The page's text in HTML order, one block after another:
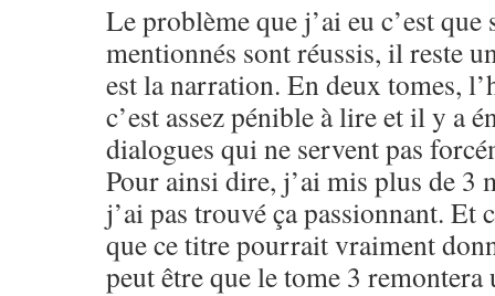
Le problème que j’ai eu c’est
mentionnés sont réussis, il reste
est la narration. En deux tomes,
c’est assez pénible à lire et il y a
dialogues qui ne servent pas
Pour ainsi dire, j’ai mis plus de 3
j’ai pas trouvé ça passionnant. Et
que ce titre pourrait vraiment
peut être que le tome 3